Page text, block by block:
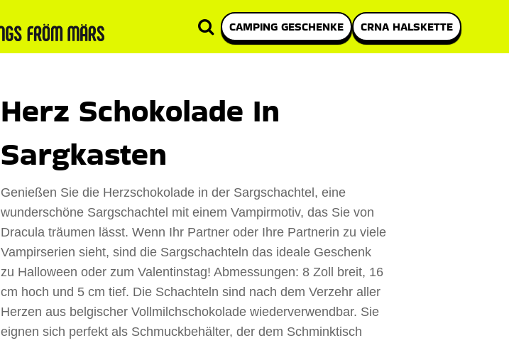
CAMPING GESCHENKE CRNA HALSKETTE
Herz Schokolade In
Sargkasten
Genießen Sie die Herzschokolade in der Sargschachtel, eine
wunderschöne Sargschachtel mit einem Vampirmotiv, das Sie von
Dracula träumen lässt. Wenn Ihr Partner oder Ihre Partnerin zu viele
Vampirserien sieht, sind die Sargschachteln das ideale Geschenk
zu Halloween oder zum Valentinstag! Abmessungen: 8 Zoll breit, 16
cm hoch und 5 cm tief. Die Schachteln sind nach dem Verzehr aller
Herzen aus belgischer Vollmilchschokolade wiederverwendbar. Sie
eignen sich perfekt als Schmuckbehälter, der dem Schminktisch